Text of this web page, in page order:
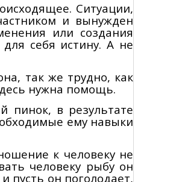
Ситуации,
и вынужден
или создания
себя истину. А не
так же трудно, как
нужна помощь.
пинок, в результате
ему навыки
к человеку не
человеку рыбу он
пусть он поголодает,